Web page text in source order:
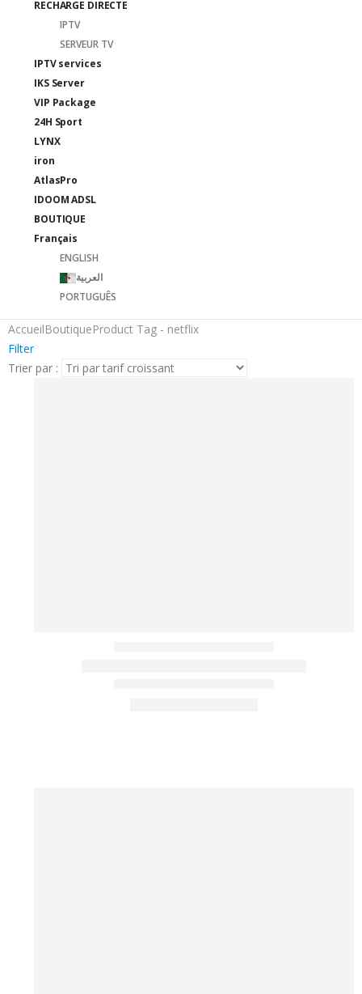
RECHARGE DIRECTE
IPTV
SERVEUR TV
IPTV services
IKS Server
VIP Package
24H Sport
LYNX
iron
AtlasPro
IDOOM ADSL
BOUTIQUE
Français
ENGLISH
العربية
PORTUGUÊS
AccueilBoutiqueProduct Tag - netflix
Filter
Trier par :